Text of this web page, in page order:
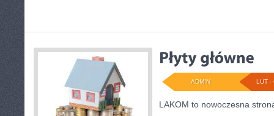
LUT -
ADMIN
LAKOM to nowoczesna